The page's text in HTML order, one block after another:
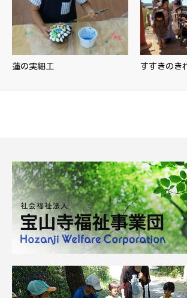
蓮の実細工 すすきのき